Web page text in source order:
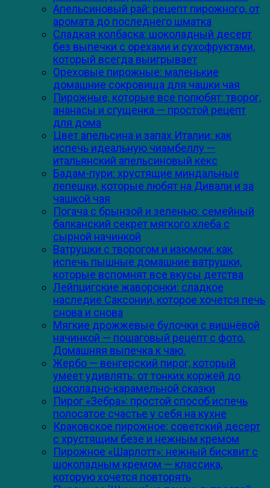
Апельсиновый рай: рецепт пирожного, от
аромата до последнего шматка
Сладкая колбаска: шоколадный десерт
без выпечки с орехами и сухофруктами,
который всегда выигрывает
Ореховые пирожные: маленькие
домашние сокровища для чашки чая
Пирожные, которые все полюбят: творог,
ананасы и сгущенка — простой рецепт
для дома
Цвет апельсина и запах Италии: как
испечь идеальную чиамбеллу —
итальянский апельсиновый кекс
Бадам-пури: хрустящие миндальные
лепешки, которые любят на Дивали и за
чашкой чая
Погача с брынзой и зеленью: семейный
балканский секрет мягкого хлеба с
сырной начинкой
Ватрушки с творогом и изюмом: как
испечь пышные домашние ватрушки,
которые вспомнят все вкусы детства
Лейпцигские жаворонки: сладкое
наследие Саксонии, которое хочется печь
снова и снова
Мягкие дрожжевые булочки с вишнёвой
начинкой — пошаговый рецепт с фото.
Домашняя выпечка к чаю.
Жербо — венгерский пирог, который
умеет удивлять: от тонких коржей до
шоколадно-карамельной сказки
Пирог «Зебра»: простой способ испечь
полосатое счастье у себя на кухне
Краковское пирожное: советский десерт
с хрустящим безе и нежным кремом
Пирожное «Шарлотт»: нежный бисквит с
шоколадным кремом — классика,
которую хочется повторять